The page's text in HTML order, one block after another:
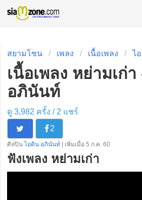
สยามโซน เพลง เนื้อเพลง ไ
เนื้อเพลง หย่ามเก่
อภินันท์
ดู 3,982 ครั้ง / 2 แชร์
2
ศิลปิน ไอดิน อภินันท์ | เพิ่มเมื่อ 5 ก.ค. 60
ฟังเพลง หย่ามเก่า